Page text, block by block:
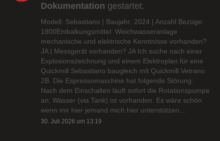
Dokumentation gestartet.
Modell: Sebastiano | Baujahr: 2024 | Anzahl Bezüge:
1800Entkalkungsmittel: Weichwasseranlage
mechanische und elektrische Kenntnisse vorhanden?
JA | Messgerät vorhanden? JA Ich suche nach einer
Explosionszeichnung und einem Elektroplan für eine
Quickmill Sebastiano baugleich mit Quickmill Vetrano
2B. Die Espressomaschine hat folgende Störung:
Nach dem Einschalten läuft sofort die Rotationspumpe
an; Wasser (via Tank) ist vorhanden. Es wäre schön
wenn mir hier jemand mich hier unterstützen…
30. Juli 2026 um 13:19